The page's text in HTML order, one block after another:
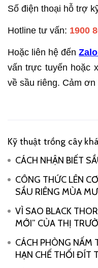
Số điện thoại hỗ trợ
Hotline tư vấn: 1900
Hoặc liên hệ đến
vấn trực tuyến hoặc
về sầu riêng. Cảm ơn
Kỹ thuật trồng cây
CÁCH NHẬN BIẾT
CÔNG THỨC LÊN
SẦU RIÊNG MÙA
VÌ SAO BLACK
MỚI” CỦA THỊ
CÁCH PHÒNG NẤM
HẠN CHẾ THỐI ĐÍT